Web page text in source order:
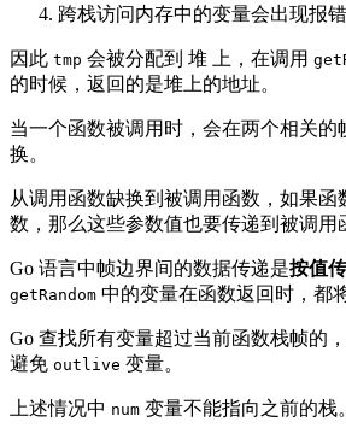
跨栈访问内存中的变量会出现报错
因此 tmp 会被分配到 堆 上，在调用
的时候，返回的是堆上的地址。
当一个函数被调用时，会在两个相关的
换。
从调用函数缺换到被调用函数，如果函
数，那么这些参数值也要传递到被调用
Go 语言中帧边界间的数据传递是按值
getRandom 中的变量在函数返回时，都
Go 查找所有变量超过当前函数栈帧的
避免 outlive 变量。
上述情况中 num 变量不能指向之前的栈。